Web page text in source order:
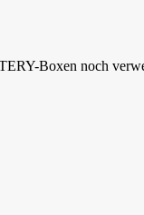
Boxen noch